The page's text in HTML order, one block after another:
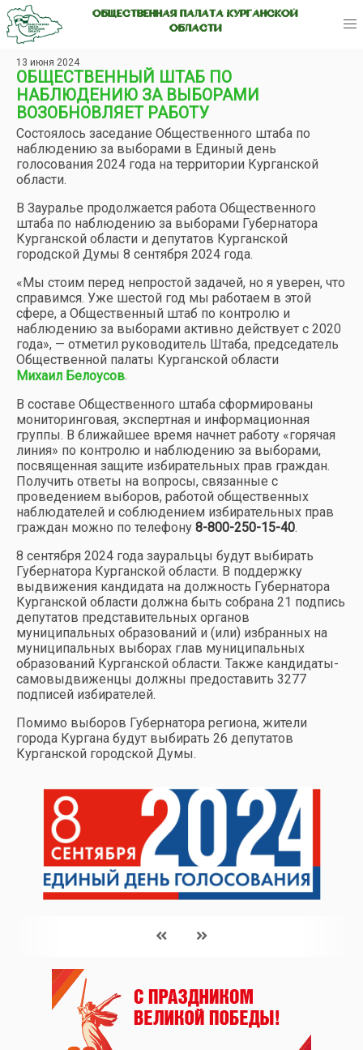
ОБЩЕСТВЕННАЯ ПАЛАТА КУРГАНСКОЙ
ОБЛАСТИ
13 июня 2024
ОБЩЕСТВЕННЫЙ ШТАБ ПО
НАБЛЮДЕНИЮ ЗА ВЫБОРАМИ
ВОЗОБНОВЛЯЕТ РАБОТУ
Состоялось заседание Общественного штаба по
наблюдению за выборами в Единый день
голосования 2024 года на территории Курганской
области.
В Зауралье продолжается работа Общественного
штаба по наблюдению за выборами Губернатора
Курганской области и депутатов Курганской
городской Думы 8 сентября 2024 года.
«Мы стоим перед непростой задачей, но я уверен, что
справимся. Уже шестой год мы работаем в этой
сфере, а Общественный штаб по контролю и
наблюдению за выборами активно действует с 2020
года», — отметил руководитель Штаба, председатель
Общественной палаты Курганской области
Михаил Белоусов.
В составе Общественного штаба сформированы
мониторинговая, экспертная и информационная
группы. В ближайшее время начнет работу «горячая
линия» по контролю и наблюдению за выборами,
посвященная защите избирательных прав граждан.
Получить ответы на вопросы, связанные с
проведением выборов, работой общественных
наблюдателей и соблюдением избирательных прав
граждан можно по телефону 8-800-250-15-40.
8 сентября 2024 года зауральцы будут выбирать
Губернатора Курганской области. В поддержку
выдвижения кандидата на должность Губернатора
Курганской области должна быть собрана 21 подпись
депутатов представительных органов
муниципальных образований и (или) избранных на
муниципальных выборах глав муниципальных
образований Курганской области. Также кандидаты-
самовыдвиженцы должны предоставить 3277
подписей избирателей.
Помимо выборов Губернатора региона, жители
города Кургана будут выбирать 26 депутатов
Курганской городской Думы.